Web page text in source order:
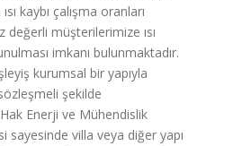
kaybı çalışma oranları
değerli müşterilerimize ısı
imkanı bulunmaktadır.
kurumsal bir yapıyla
şekilde
Enerji ve Mühendislik
sayesinde villa veya diğer yapı